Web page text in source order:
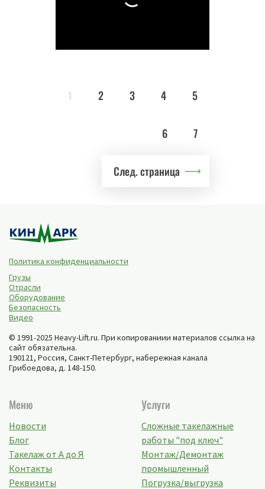
1 2 3 4 5
6 7
След. страница
Политика конфиденциальности
Грузы
Отрасли
Оборудование
Безопасность
Видео
© 1991-2025 Heavy-Lift.ru. При копированиии материалов ссылка на
сайт обязательна.
190121, Россия, Санкт-Петербург, набережная канала
Грибоедова, д. 148-150.
Меню
Новости
Блог
Такелаж от А до Я
Контакты
Реквизиты
Услуги
Сложные такелажные
работы "под ключ"
Монтаж/Демонтаж
промышленный
Погрузка/выгрузка